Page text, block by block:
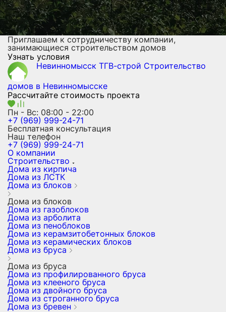
Приглашаем к сотрудничеству компании,
занимающиеся строительством домов
Узнать условия
Невинномысск ТГВ-строй Строительство
домов в Невинномысске
Рассчитайте стоимость проекта
Пн - Вс: 08:00 - 22:00
+7 (969) 999-24-71
Бесплатная консультация
Наш телефон
+7 (969) 999-24-71
О компании
Строительство
Дома из кирпича
Дома из ЛСТК
Дома из блоков
Дома из блоков
Дома из газоблоков
Дома из арболита
Дома из пеноблоков
Дома из керамзитобетонных блоков
Дома из керамических блоков
Дома из бруса
Дома из бруса
Дома из профилированного бруса
Дома из клееного бруса
Дома из двойного бруса
Дома из строганного бруса
Дома из бревен